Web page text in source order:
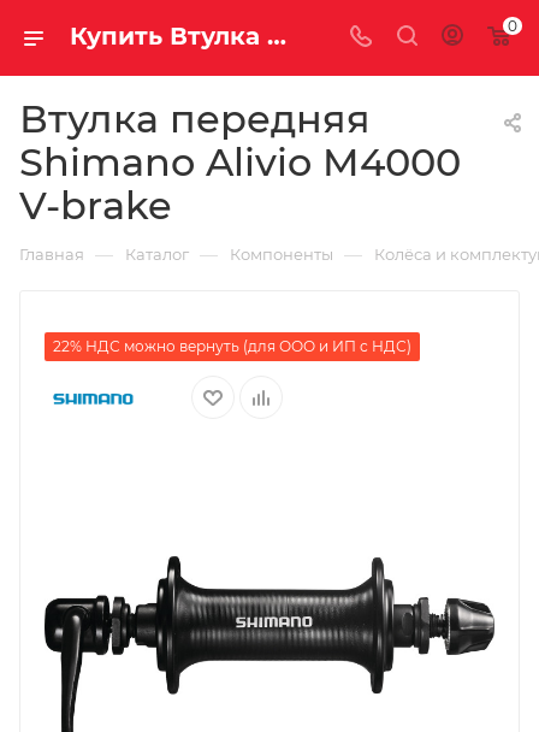
Купить Втулка передняя Shimano Alivio M4000 V-brake за рублей, а со скидкой 0
Втулка передняя
Shimano Alivio M4000
V-brake
Главная — Каталог — Компоненты — Колёса и
22% НДС можно вернуть (для ООО и ИП с НДС)